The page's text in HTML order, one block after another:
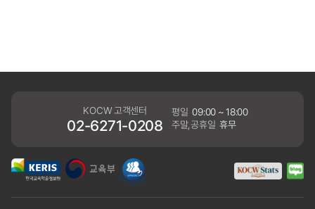
KOCW 고객센터
02-6271-0208
평일 09:00 ~ 18:00
주말,공휴일 휴무